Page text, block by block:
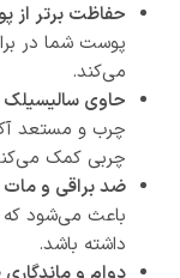
حفاظت برتر از
می‌کند.
حاوی سالیسیلک
چرب و مستعد
چربی کمک
ضد براقی و مات
باعث می‌شود
داشته باشد.